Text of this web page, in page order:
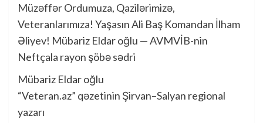
Müzəffər Ordumuza, Qazilərimizə,
Veteranlarımıza! Yaşasın Ali Baş Komandan İlham
Əliyev! Mübariz Eldar oğlu — AVMVİB-nin
Neftçala rayon şöbə sədri
Mübariz Eldar oğlu
“Veteran.az” qəzetinin Şirvan–Salyan regional
yazarı